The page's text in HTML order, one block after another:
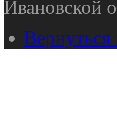
Ивановской
Вернуться